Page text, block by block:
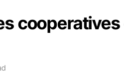
cooperatives